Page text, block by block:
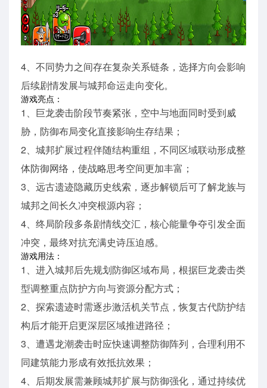
4、不同势力之间存在复杂关系链条，选择方向会影响
后续剧情发展与城邦命运走向变化。
游戏亮点：
1、巨龙袭击阶段节奏紧张，空中与地面同时受到威
胁，防御布局变化直接影响生存结果；
2、城邦扩展过程伴随结构重组，不同区域联动形成整
体防御网络，使战略思考空间更加丰富；
3、远古遗迹隐藏历史线索，逐步解锁后可了解龙族与
城邦之间长久冲突根源内容；
4、终局阶段多条剧情线交汇，核心能量争夺引发全面
冲突，最终对抗充满史诗压迫感。
游戏用法：
1、进入城邦后先规划防御区域布局，根据巨龙袭击类
型调整重点防护方向与资源分配方式；
2、探索遗迹时需逐步激活机关节点，恢复古代防护结
构后才能开启更深层区域推进路径；
3、遭遇龙潮袭击时应快速调整防御阵列，合理利用不
同建筑能力形成有效抵抗效果；
4、后期发展需兼顾城邦扩展与防御强化，通过持续优